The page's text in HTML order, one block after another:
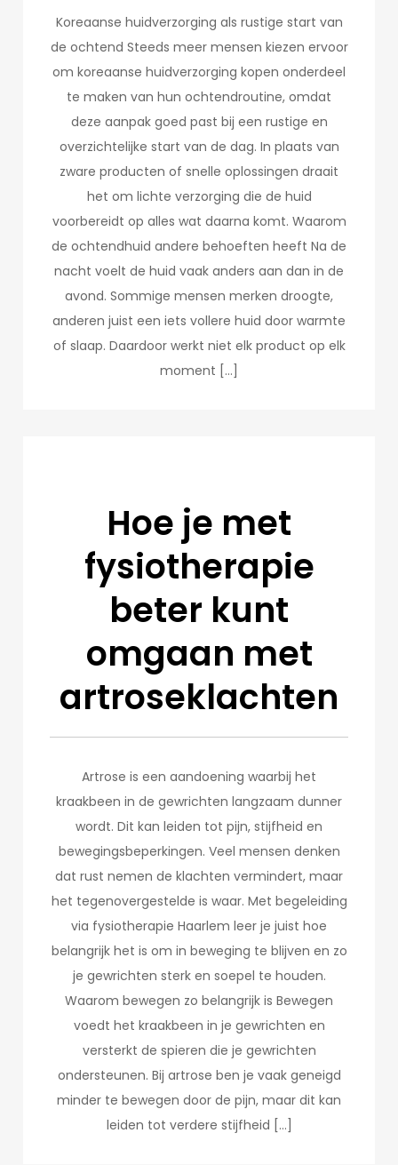
Koreaanse huidverzorging als rustige start van
de ochtend Steeds meer mensen kiezen ervoor
om koreaanse huidverzorging kopen onderdeel
te maken van hun ochtendroutine, omdat
deze aanpak goed past bij een rustige en
overzichtelijke start van de dag. In plaats van
zware producten of snelle oplossingen draait
het om lichte verzorging die de huid
voorbereidt op alles wat daarna komt. Waarom
de ochtendhuid andere behoeften heeft Na de
nacht voelt de huid vaak anders aan dan in de
avond. Sommige mensen merken droogte,
anderen juist een iets vollere huid door warmte
of slaap. Daardoor werkt niet elk product op elk
moment […]
Hoe je met
fysiotherapie
beter kunt
omgaan met
artroseklachten
Artrose is een aandoening waarbij het
kraakbeen in de gewrichten langzaam dunner
wordt. Dit kan leiden tot pijn, stijfheid en
bewegingsbeperkingen. Veel mensen denken
dat rust nemen de klachten vermindert, maar
het tegenovergestelde is waar. Met begeleiding
via fysiotherapie Haarlem leer je juist hoe
belangrijk het is om in beweging te blijven en zo
je gewrichten sterk en soepel te houden.
Waarom bewegen zo belangrijk is Bewegen
voedt het kraakbeen in je gewrichten en
versterkt de spieren die je gewrichten
ondersteunen. Bij artrose ben je vaak geneigd
minder te bewegen door de pijn, maar dit kan
leiden tot verdere stijfheid […]